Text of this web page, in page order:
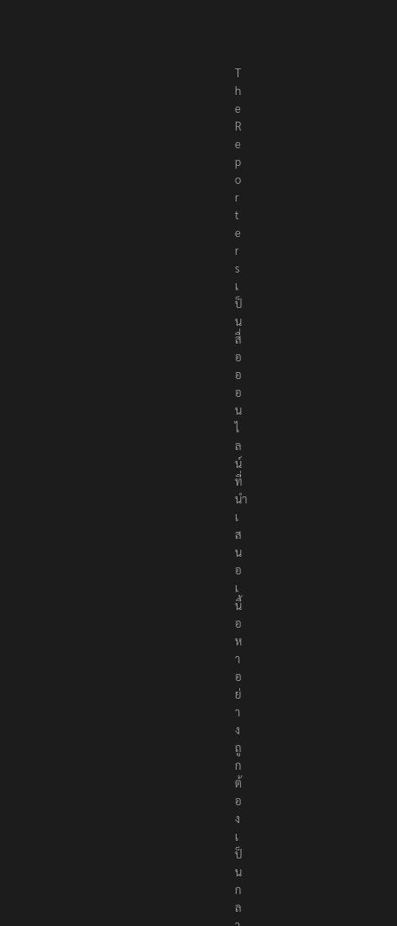
T
h
e
R
e
p
o
r
t
e
r
s
เ
ป็
น
สื่
อ
อ
อ
น
ไ
ล
น์
ที่
นำ
เ
ส
น
อ
เ
นื้
อ
ห
า
อ
ย่
า
ง
ถู
ก
ต้
อ
ง
เ
ป็
น
ก
ล